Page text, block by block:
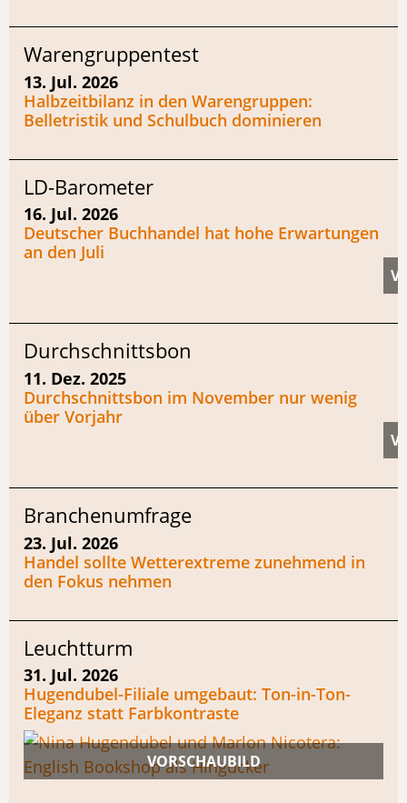
Warengruppentest
13. Jul. 2026
Halbzeitbilanz in den Warengruppen:
Belletristik und Schulbuch dominieren
LD-Barometer
16. Jul. 2026
Deutscher Buchhandel hat hohe Erwartungen
an den Juli
Durchschnittsbon
11. Dez. 2025
Durchschnittsbon im November nur wenig
über Vorjahr
Branchenumfrage
23. Jul. 2026
Handel sollte Wetterextreme zunehmend in
den Fokus nehmen
Leuchtturm
31. Jul. 2026
Hugendubel-Filiale umgebaut: Ton-in-Ton-
Eleganz statt Farbkontraste